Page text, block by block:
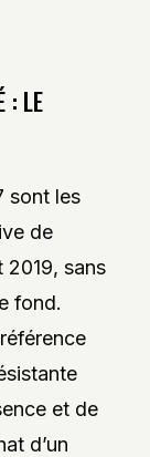
: LE
sont les
de
2019, sans
fond.
et de
d’un